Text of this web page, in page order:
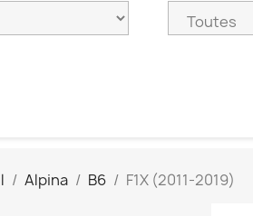
Alpina B6 F1X (2011-2019)